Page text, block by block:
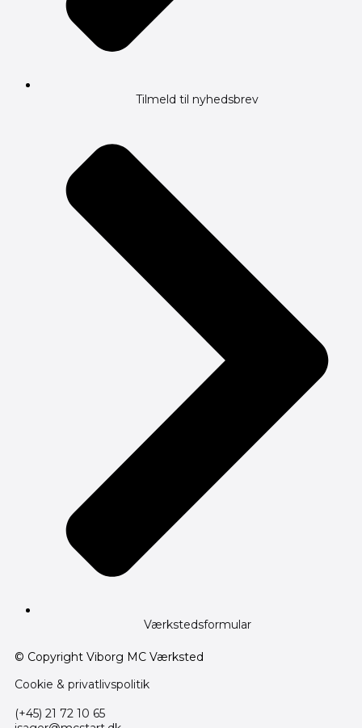
Tilmeld til nyhedsbrev
Værkstedsformular
© Copyright Viborg MC Værksted
Cookie & privatlivspolitik
(+45) 21 72 10 65